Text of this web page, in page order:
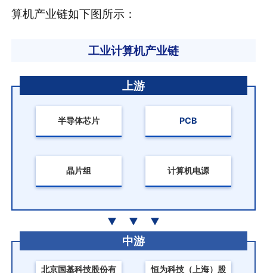
算机产业链如下图所示：
工业计算机产业链
半导体芯片 PCB
晶片组 计算机电源
上游
北京国基科技股份有 恒为科技（上海）股
中游